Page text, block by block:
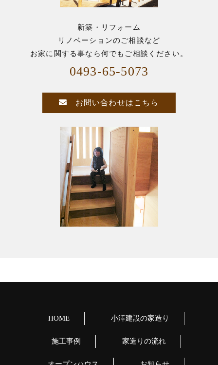
新築・リフォーム
リノベーションのご相談など
お家に関する事なら何でもご相談ください。
0493-65-5073
お問い合わせはこちら
HOME 小澤建設の家造り
施工事例 家造りの流れ